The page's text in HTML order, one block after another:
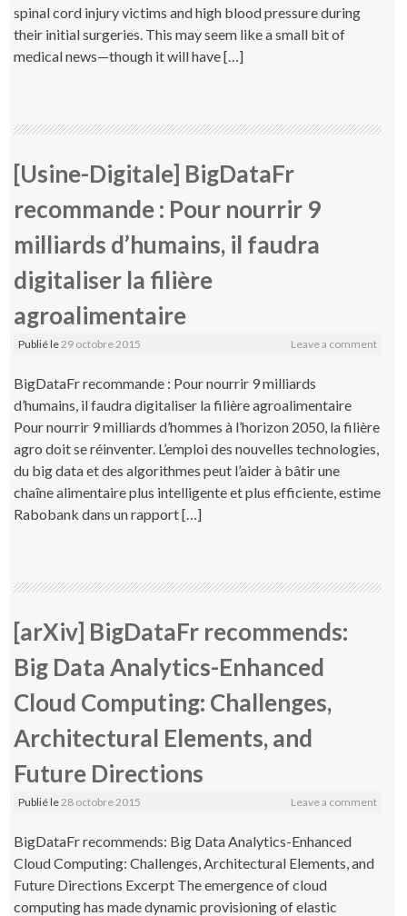
spinal cord injury victims and high blood pressure during
their initial surgeries. This may seem like a small bit of
medical news—though it will have […]
[Usine-Digitale] BigDataFr
recommande : Pour nourrir 9
milliards d’humains, il faudra
digitaliser la filière
agroalimentaire
Publié le 29 octobre 2015 Leave a comment
BigDataFr recommande : Pour nourrir 9 milliards
d’humains, il faudra digitaliser la filière agroalimentaire
Pour nourrir 9 milliards d’hommes à l’horizon 2050, la filière
agro doit se réinventer. L’emploi des nouvelles technologies,
du big data et des algorithmes peut l’aider à bâtir une
chaîne alimentaire plus intelligente et plus efficiente, estime
Rabobank dans un rapport […]
[arXiv] BigDataFr recommends:
Big Data Analytics-Enhanced
Cloud Computing: Challenges,
Architectural Elements, and
Future Directions
Publié le 28 octobre 2015 Leave a comment
BigDataFr recommends: Big Data Analytics-Enhanced
Cloud Computing: Challenges, Architectural Elements, and
Future Directions Excerpt The emergence of cloud
computing has made dynamic provisioning of elastic